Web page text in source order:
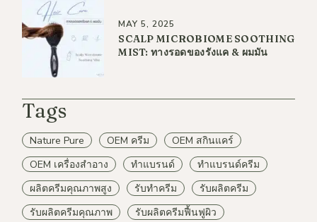
MAY 5, 2025
SCALP MICROBIOME SOOTHING
MIST: ทางรอดของรังแค & ผมมัน
Tags
Nature Pure OEM ครีม
OEM สกินแคร์
OEM เครื่องสำอาง
ทำแบรนด์
ทำแบรนด์ครีม
ผลิตครีมคุณภาพสูง
รับทำครีม
รับผลิตครีม
รับผลิตครีมคุณภาพ
รับผลิตครีมฟื้นฟูผิว